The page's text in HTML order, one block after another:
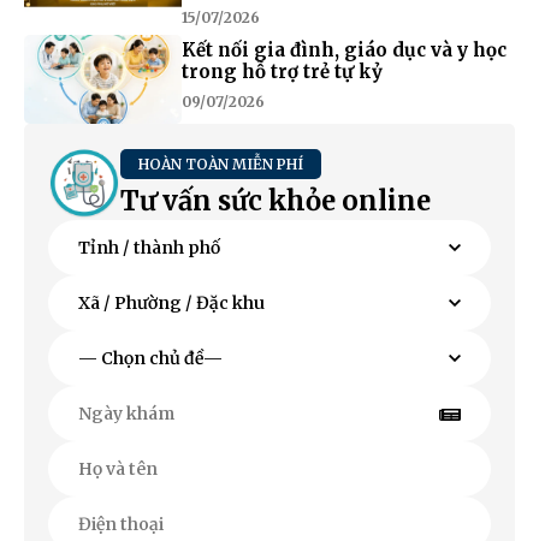
15/07/2026
Kết nối gia đình, giáo dục và y học
trong hỗ trợ trẻ tự kỷ
09/07/2026
HOÀN TOÀN MIỄN PHÍ
Tư vấn sức khỏe online